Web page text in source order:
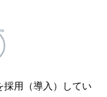
用（導入）してい